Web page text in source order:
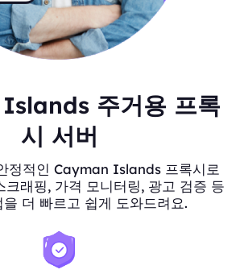
주거용 프록
시 서버
정적인 Cayman Islands 프록시로
크래핑, 가격 모니터링, 광고 검증 등
더 빠르고 쉽게 도와드려요.